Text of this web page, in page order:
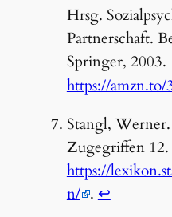
Hrsg.
Partnerschaft.
Springer, 2003.
https://
Stangl,
Zugegriffen
https://
n/ .↩︎